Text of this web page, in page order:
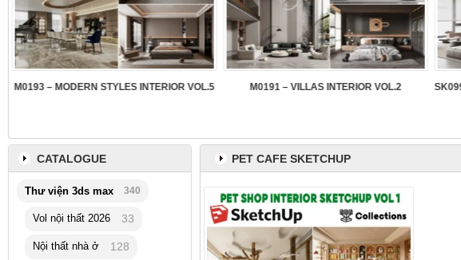
M0193 – MODERN STYLES INTERIOR VOL.5 M0191 – VILLAS INTERIOR VOL.2
PET CAFE SKETCHUP
CATALOGUE
Thư viện 3ds max 340
Vol nội thất 2026 33
Nội thất nhà ở 128